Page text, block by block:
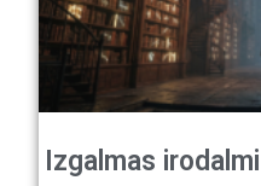
Izgalmas